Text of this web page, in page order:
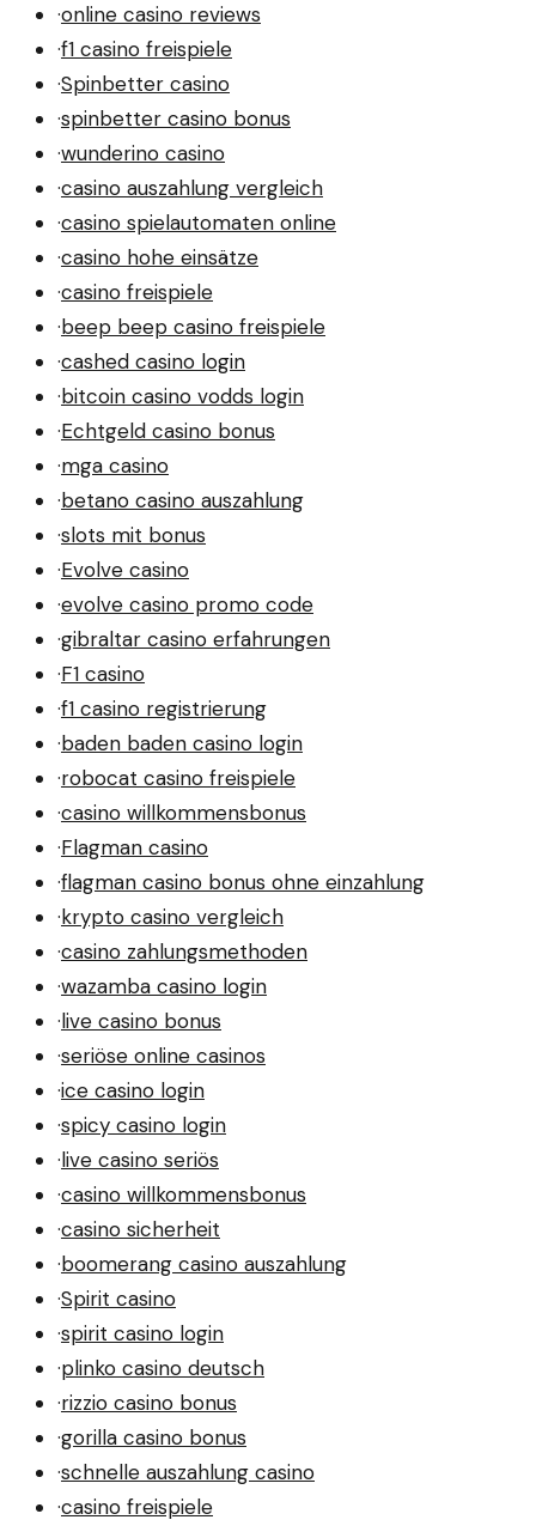
·online casino reviews
·f1 casino freispiele
·Spinbetter casino
·spinbetter casino bonus
·wunderino casino
·casino auszahlung vergleich
·casino spielautomaten online
·casino hohe einsätze
·casino freispiele
·beep beep casino freispiele
·cashed casino login
·bitcoin casino vodds login
·Echtgeld casino bonus
·mga casino
·betano casino auszahlung
·slots mit bonus
·Evolve casino
·evolve casino promo code
·gibraltar casino erfahrungen
·F1 casino
·f1 casino registrierung
·baden baden casino login
·robocat casino freispiele
·casino willkommensbonus
·Flagman casino
·flagman casino bonus ohne einzahlung
·krypto casino vergleich
·casino zahlungsmethoden
·wazamba casino login
·live casino bonus
·seriöse online casinos
·ice casino login
·spicy casino login
·live casino seriös
·casino willkommensbonus
·casino sicherheit
·boomerang casino auszahlung
·Spirit casino
·spirit casino login
·plinko casino deutsch
·rizzio casino bonus
·gorilla casino bonus
·schnelle auszahlung casino
·casino freispiele